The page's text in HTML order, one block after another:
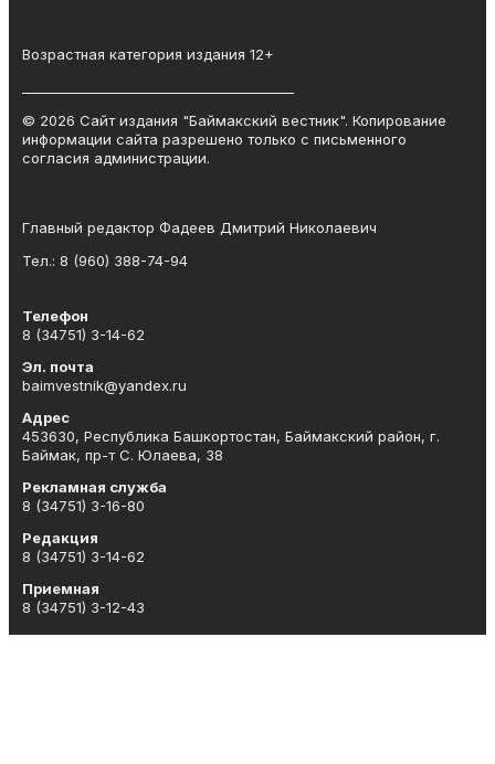
Возрастная категория издания 12+
© 2026 Сайт издания "Баймакский вестник". Копирование
информации сайта разрешено только с письменного
согласия администрации.
Главный редактор Фадеев Дмитрий Николаевич
Тел.: 8 (960) 388-74-94
Телефон
8 (34751) 3-14-62
Эл. почта
baimvestnik@yandex.ru
Адрес
453630, Республика Башкортостан, Баймакский район, г.
Баймак, пр-т С. Юлаева, 38
Рекламная служба
8 (34751) 3-16-80
Редакция
8 (34751) 3-14-62
Приемная
8 (34751) 3-12-43
Сотрудничество